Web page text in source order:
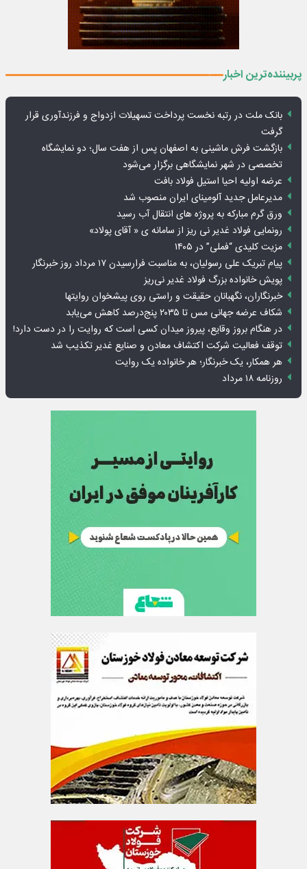
پربیننده‌ترین اخبار
بانک ملت در رتبه نخست پرداخت تسهیلات ازدواج و فرزندآوری قرار
گرفت
بازگشت فرش ماشینی به اصفهان پس از هفت سال؛ دو نمایشگاه
تخصصی در شهر نمایشگاهی برگزار می‌شود
عرضه اولیه احیا استیل فولاد بافت
مدیرعامل جدید آلومینای ایران منصوب شد
ورق گرم مبارکه به پروژه های انتقال آب رسید
رونمایی فولاد غدیر نی ریز از سامانه ی « آقای پولاد»
مزیت کلیدی “فملی” در ۱۴۰۵
پیام تبریک علی رسولیان، به مناسبت فرارسیدن ۱۷ مرداد روز خبرنگار
پویش خانواده بزرگ فولاد غدیر نی‌ریز
خبرنگاران، نگهبانان حقیقت و راستی روی پیشخوان روایت­ها
شکاف عرضه جهانی مس تا ۲۰۳۵ پنج‌درصد کاهش می‌یابد
در هنگام بروز وقایع، پیروز میدان کسی است که روایت را در دست دارد!
توقف فعالیت شرکت اکتشاف معادن و صنایع غدیر تکذیب شد
هر همکار، یک خبرنگار؛ هر خانواده یک روایت
روزنامه ۱۸ مرداد